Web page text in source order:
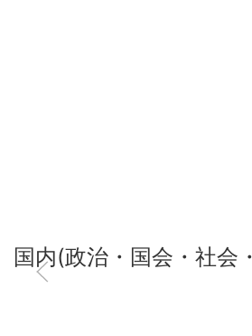
国内(政治・国会・社会